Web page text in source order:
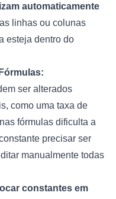
automaticamente
linhas ou colunas
esteja dentro do
ser alterados
como uma taxa de
fórmulas dificulta a
precisar ser
manualmente todas
constantes em